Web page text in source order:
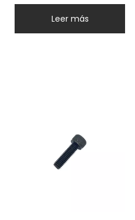
Leer más